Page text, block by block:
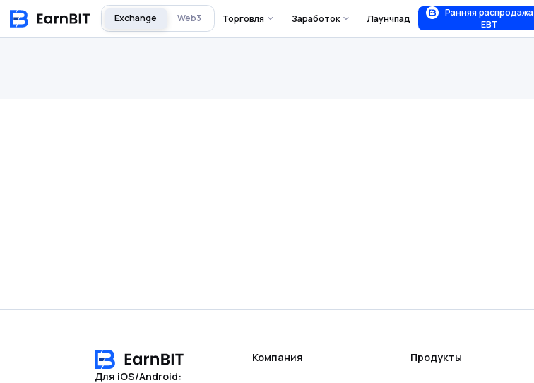
Exchange Web3 Торговля Заработок Лаунчпад
Ранняя распродажа
EBT
Для iOS/Android:
Компания Продукты